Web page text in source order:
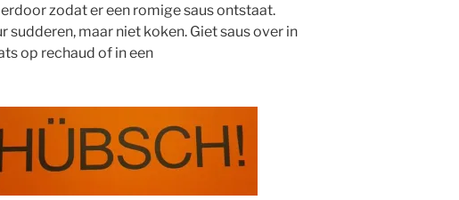
zodat er een romige saus ontstaat.
sudderen, maar niet koken. Giet saus over in
op rechaud of in een